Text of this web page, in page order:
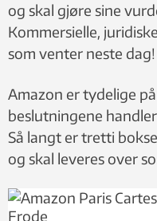
og skal gjøre sine
Kommersielle,
som venter neste dag!
Amazon er tydelige
beslutningene
Så langt er tretti
og skal leveres over